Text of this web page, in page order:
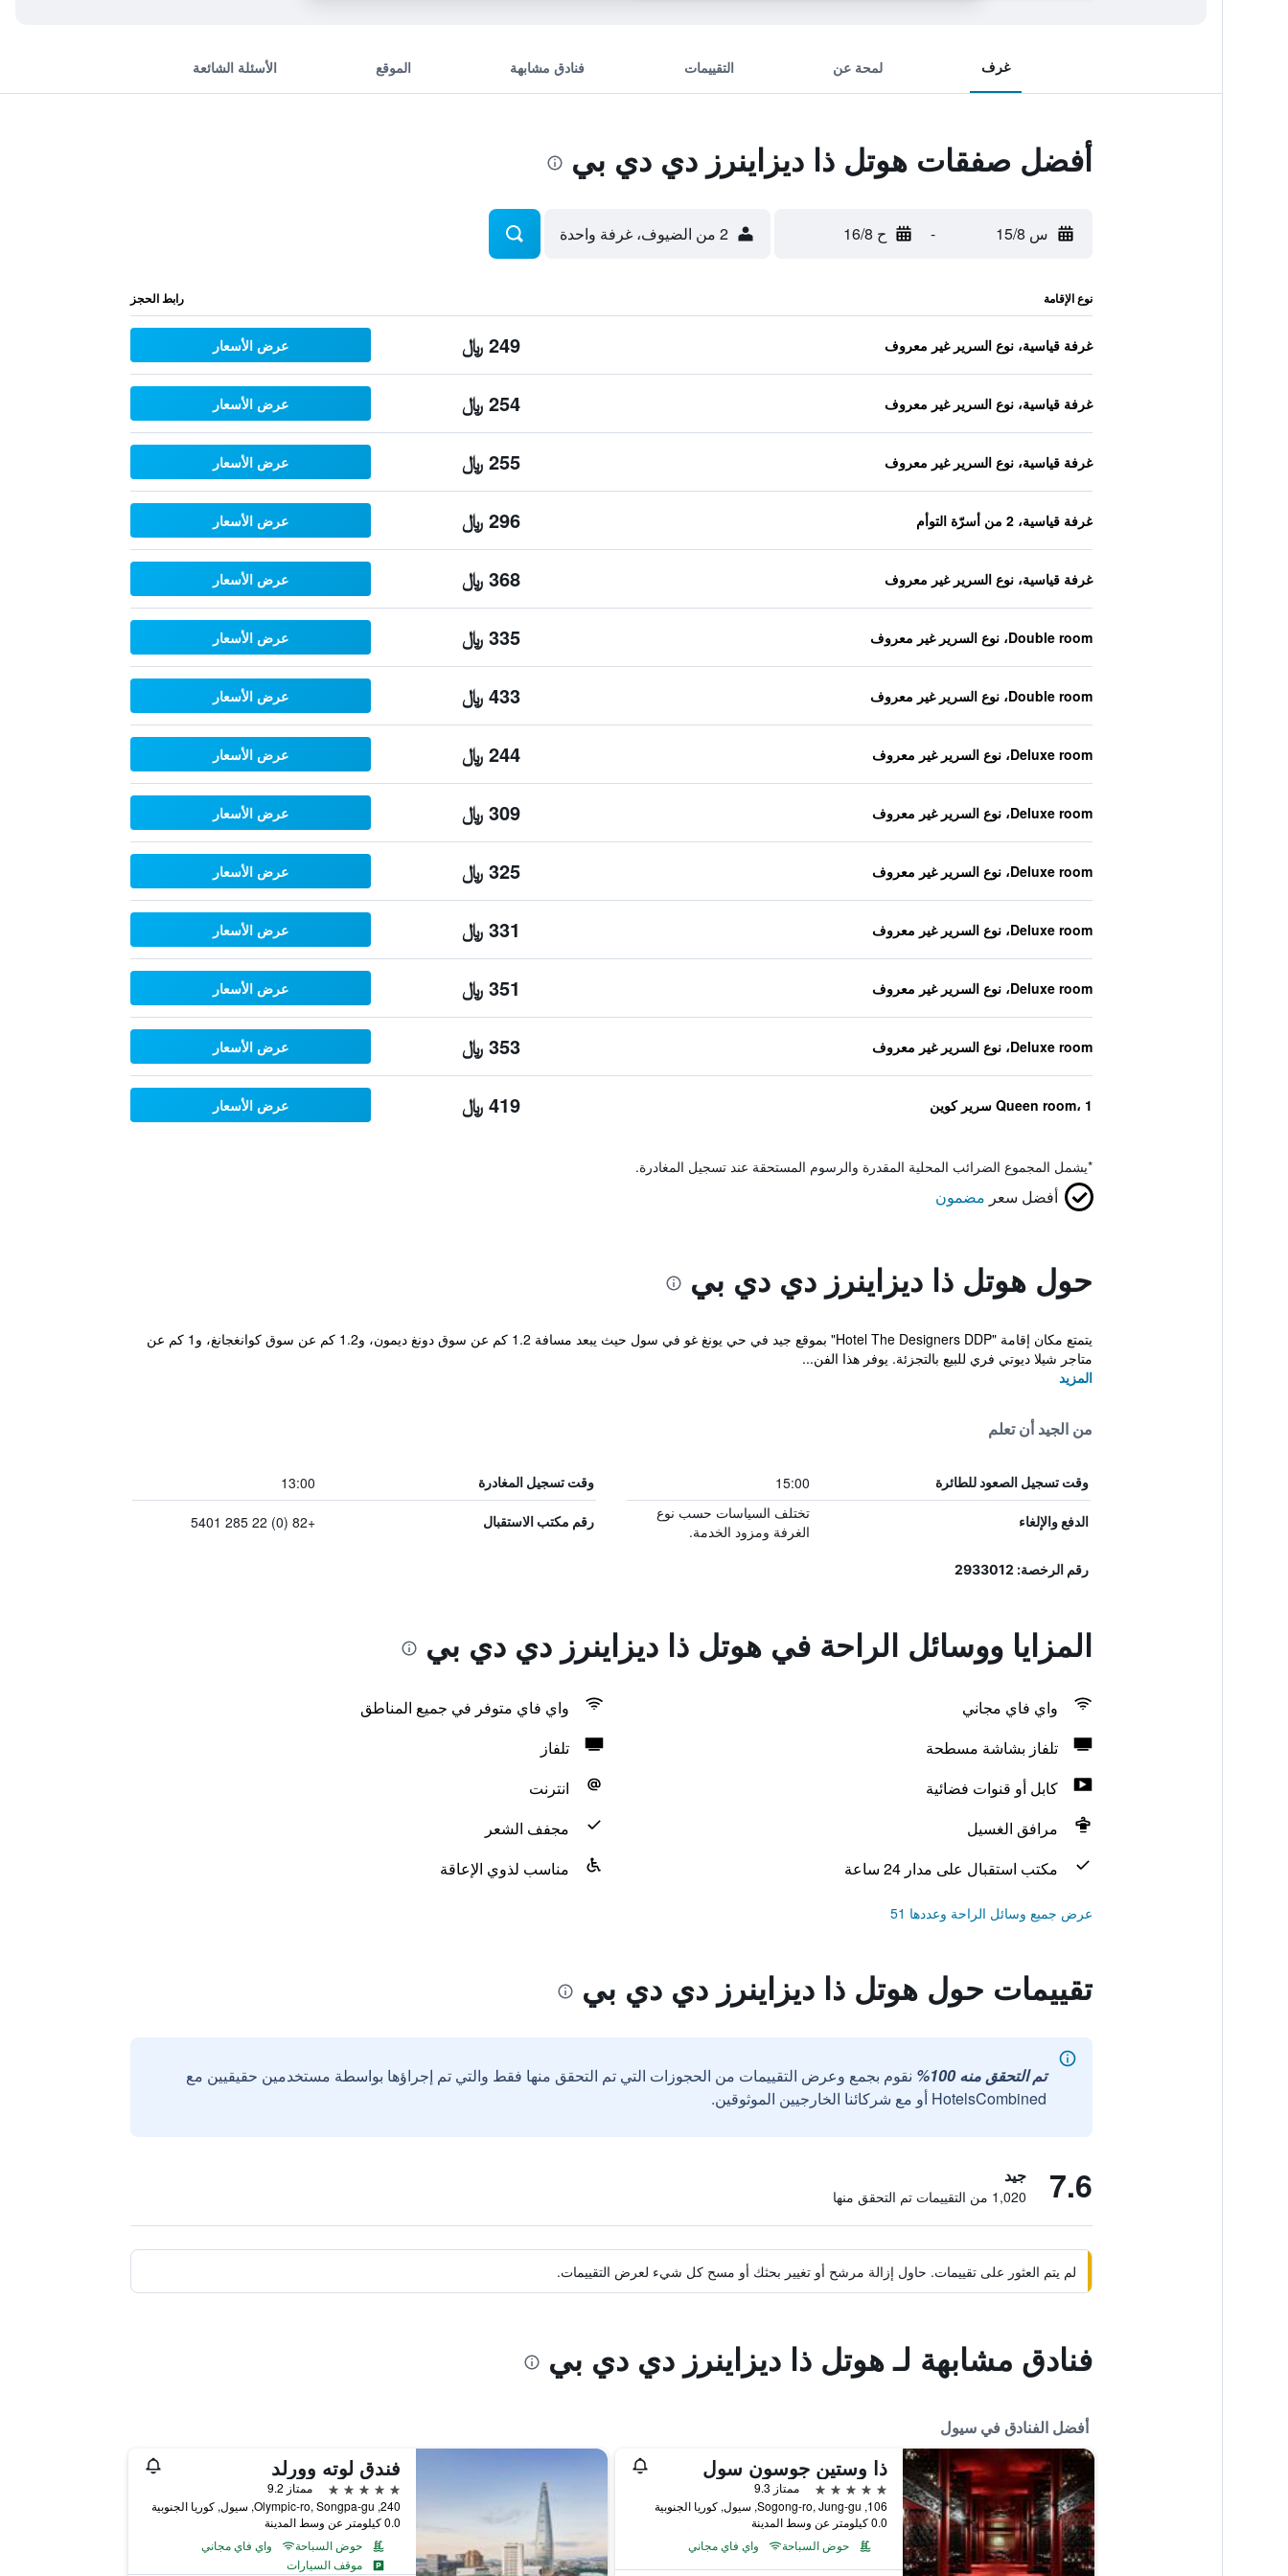
غرف لمحة عن التقييمات فنادق مشابهة الموقع الأسئلة الشائعة
أفضل صفقات هوتل ذا ديزاينرز دي دي بي
س 15/8 - ح 16/8 2 من الضيوف، غرفة واحدة
نوع الإقامة رابط الحجز
غرفة قياسية، نوع السرير غير معروف 249 ﷼ عرض الأسعار
غرفة قياسية، نوع السرير غير معروف 254 ﷼ عرض الأسعار
غرفة قياسية، نوع السرير غير معروف 255 ﷼ عرض الأسعار
غرفة قياسية، 2 من أسرّة التوأم 296 ﷼ عرض الأسعار
غرفة قياسية، نوع السرير غير معروف 368 ﷼ عرض الأسعار
Double room، نوع السرير غير معروف 335 ﷼ عرض الأسعار
Double room، نوع السرير غير معروف 433 ﷼ عرض الأسعار
Deluxe room، نوع السرير غير معروف 244 ﷼ عرض الأسعار
Deluxe room، نوع السرير غير معروف 309 ﷼ عرض الأسعار
Deluxe room، نوع السرير غير معروف 325 ﷼ عرض الأسعار
Deluxe room، نوع السرير غير معروف 331 ﷼ عرض الأسعار
Deluxe room، نوع السرير غير معروف 351 ﷼ عرض الأسعار
Deluxe room، نوع السرير غير معروف 353 ﷼ عرض الأسعار
Queen room، 1 سرير كوين 419 ﷼ عرض الأسعار
*يشمل المجموع الضرائب المحلية المقدرة والرسوم المستحقة عند تسجيل المغادرة.
أفضل سعر مضمون
حول هوتل ذا ديزاينرز دي دي بي
يتمتع مكان إقامة "Hotel The Designers DDP" بموقع جيد في حي يونغ غو في سول حيث يبعد مسافة 1.2 كم عن سوق دونغ ديمون، و1.2 كم عن سوق كوانغجانغ، و1 كم عن
متاجر شيلا ديوتي فري للبيع بالتجزئة. يوفر هذا الفن...
المزيد
من الجيد أن تعلم
وقت تسجيل الصعود للطائرة 15:00 وقت تسجيل المغادرة 13:00
الدفع والإلغاء
تختلف السياسات حسب نوع
الغرفة ومزود الخدمة.
رقم مكتب الاستقبال +82 (0) 22 285 5401
رقم الرخصة: 2933012
المزايا ووسائل الراحة في هوتل ذا ديزاينرز دي دي بي
واي فاي مجاني
واي فاي متوفر في جميع المناطق
تلفاز بشاشة مسطحة
تلفاز
كابل أو قنوات فضائية
انترنت
مرافق الغسيل
مجفف الشعر
مكتب استقبال على مدار 24 ساعة
مناسب لذوي الإعاقة
عرض جميع وسائل الراحة وعددها 51
تقييمات حول هوتل ذا ديزاينرز دي دي بي
تم التحقق منه 100%
نقوم بجمع وعرض التقييمات من الحجوزات التي تم التحقق منها فقط والتي تم إجراؤها بواسطة مستخدمين حقيقيين مع
HotelsCombined أو مع شركائنا الخارجيين الموثوقين.
7.6 جيد
1,020 من التقييمات تم التحقق منها
لم يتم العثور على تقييمات. حاول إزالة مرشح أو تغيير بحثك أو مسح كل شيء لعرض التقييمات.
فنادق مشابهة لـ هوتل ذا ديزاينرز دي دي بي
أفضل الفنادق في سيول
ذا وستين جوسون سول
5 نجوم
ممتاز 9.3
106, Sogong-ro, Jung-gu, سيول, كوريا الجنوبية
0.0 كيلومتر عن وسط المدينة
حوض السباحة
واي فاي مجاني
فندق لوته وورلد
5 نجوم
ممتاز 9.2
240, Olympic-ro, Songpa-gu, سيول, كوريا الجنوبية
0.0 كيلومتر عن وسط المدينة
حوض السباحة
واي فاي مجاني
موقف السيارات